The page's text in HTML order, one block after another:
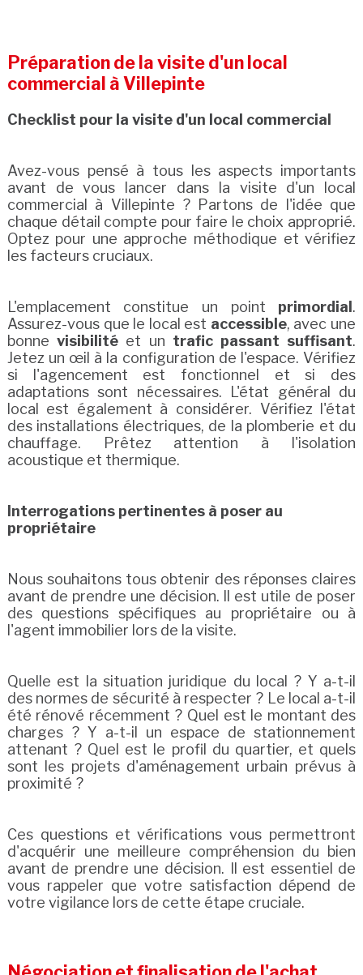
Préparation de la visite d'un local
commercial à Villepinte
Checklist pour la visite d'un local commercial
Avez-vous pensé à tous les aspects importants
avant de vous lancer dans la visite d'un local
commercial à Villepinte ? Partons de l'idée que
chaque détail compte pour faire le choix approprié.
Optez pour une approche méthodique et vérifiez
les facteurs cruciaux.
L'emplacement constitue un point primordial .
Assurez-vous que le local est accessible, avec une
bonnevisibilité et un trafic passant suffisant.
Jetez un œil à la configuration de l'espace. Vérifiez
si l'agencement est fonctionnel et si des
adaptations sont nécessaires. L'état général du
local est également à considérer. Vérifiez l'état
des installations électriques, de la plomberie et du
chauffage. Prêtez attention à l'isolation
acoustique et thermique.
Interrogations pertinentes à poser au
propriétaire
Nous souhaitons tous obtenir des réponses claires
avant de prendre une décision. Il est utile de poser
des questions spécifiques au propriétaire ou à
l'agent immobilier lors de la visite.
Quelle est la situation juridique du local ? Y a-t-il
des normes de sécurité à respecter ? Le local a-t-il
été rénové récemment ? Quel est le montant des
charges ? Y a-t-il un espace de stationnement
attenant ? Quel est le profil du quartier, et quels
sont les projets d'aménagement urbain prévus à
proximité ?
Ces questions et vérifications vous permettront
d'acquérir une meilleure compréhension du bien
avant de prendre une décision. Il est essentiel de
vous rappeler que votre satisfaction dépend de
votre vigilance lors de cette étape cruciale.